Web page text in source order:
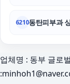
6210동탄피부과
업체명 : 동부 글로